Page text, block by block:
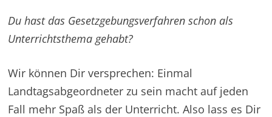
Du hast das Gesetzgebungsverfahren schon als
Unterrichtsthema gehabt?
Wir können Dir versprechen: Einmal
Landtagsabgeordneter zu sein macht auf jeden
Fall mehr Spaß als der Unterricht. Also lass es Dir